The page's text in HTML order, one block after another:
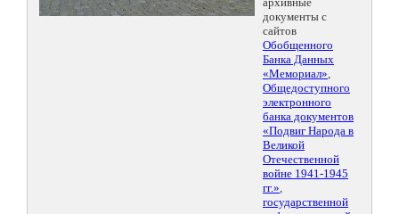
документы с
сайтов
Обобщенного
Банка Данных
«Мемориал»,
Общедоступного
электронного
банка документов
«Подвиг Народа в
Великой
Отечественной
войне 1941-1945
гг.»,
государственной